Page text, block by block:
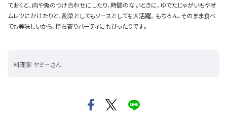
ておくと、肉や魚のつけ合わせにしたり、時間のないときに、ゆでたじゃがいもやオ
ムレツにかけたりと、副菜としてもソースとしても大活躍。もちろん、そのまま食べ
ても美味しいから、持ち寄りパーティにもぴったりです。
料理家 ヤミーさん